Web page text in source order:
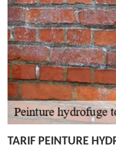
TARIF PEINTURE